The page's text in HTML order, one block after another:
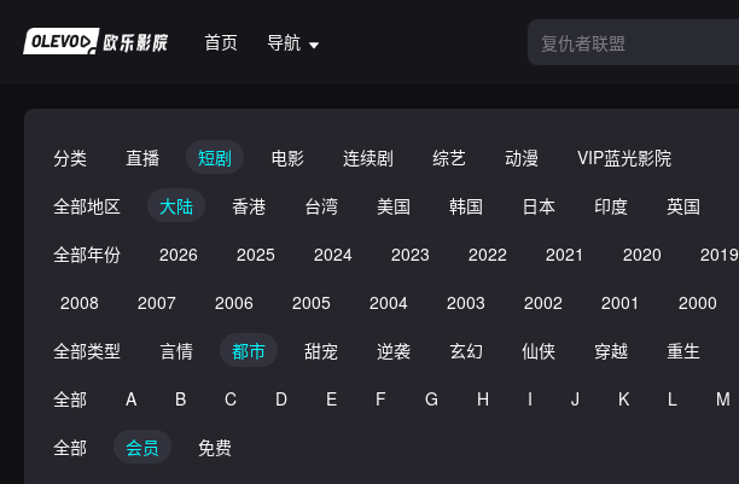
首页 导航
分类 直播 短剧 电影 连续剧 综艺 动漫
VIP蓝光影院
全部地区
大陆 香港 台湾 美国 韩国 日本 印度 英国
全部年份
2026 2025 2024 2023 2022 2021 2020 2019
2008
2007 2006 2005 2004 2003 2002 2001
2000
全部类型
言情 都市 甜宠 逆袭 玄幻 仙侠 穿越 重生
全部
A B C D E F G H I J K L M
全部
会员 免费